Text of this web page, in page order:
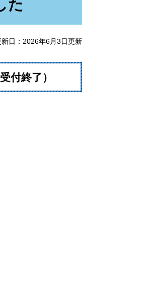
た
新日：2026年6月3日更新
付終了）